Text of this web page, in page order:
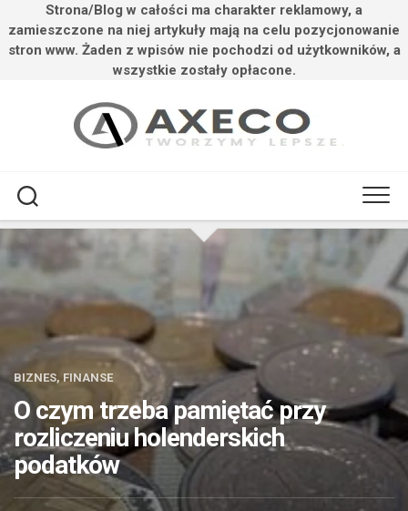
Strona/Blog w całości ma charakter reklamowy, a
zamieszczone na niej artykuły mają na celu pozycjonowanie
stron www. Żaden z wpisów nie pochodzi od użytkowników, a
wszystkie zostały opłacone.
BIZNES, FINANSE
O czym trzeba pamiętać przy
rozliczeniu holenderskich
podatków